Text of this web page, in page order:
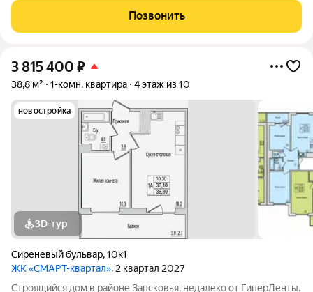
Особенности жилого комплекса "Крестовский": -
Вентилируемый фасад здания :
Позвонить
3 815 400 ₽
38,8 м² 1-комн. квартира 4 этаж из 10
новостройка
3D-тур
Сиреневый бульвар,10к1
ЖК «СМАРТ-квартал», 2 квартал 2027
Строящийся дом в районе Запсковья, недалеко от ГиперЛенты.